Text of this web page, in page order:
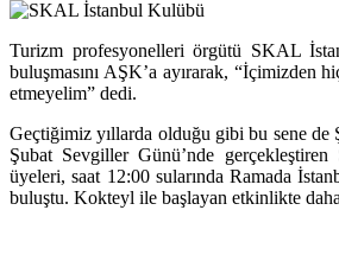
Turizm profesyonelleri örgütü SKAL
buluşmasını AŞK’a ayırarak, “İçimizden
etmeyelim” dedi.
Geçtiğimiz yıllarda olduğu gibi bu sene de
Şubat Sevgiller Günü’nde
üyeleri, saat 12:00 sularında Ramada
buluştu. Kokteyl ile başlayan etkinlikte